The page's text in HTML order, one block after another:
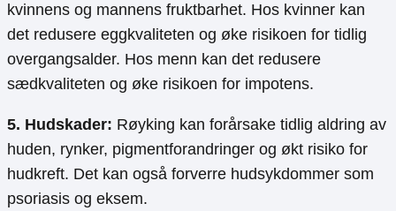
kvinnens og mannens fruktbarhet. Hos kvinner kan
det redusere eggkvaliteten og øke risikoen for tidlig
overgangsalder. Hos menn kan det redusere
sædkvaliteten og øke risikoen for impotens.
5. Hudskader: Røyking kan forårsake tidlig aldring av
huden, rynker, pigmentforandringer og økt risiko for
hudkreft. Det kan også forverre hudsykdommer som
psoriasis og eksem.